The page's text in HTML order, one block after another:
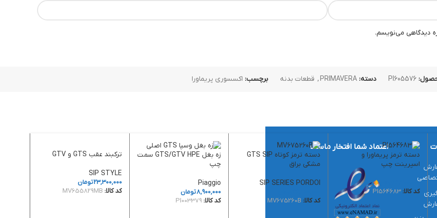
دیدگاهی می‌نویسم.
PI605576 دسته: PRIMAVERA
, قطعات بدنه برچسب: اکسسوری پریماورا
دسته ترمز پریماورا و
اسپرینت چپ
6,300,000
تومان
کد کالا:PI564683
دسته ترمز کوتاه GTS SIP
مشکی براق
SIP SERIES PORDOI
کد کالا: MV675260B
زه بغل GTS/GTV HPE سمت
چپ
Piaggio
8,900,000تومان
کد کالا: PI003379
ترکبند عقب GTS و GTV
SIP STYLE
23,300,000تومان
کد کالا: MV655829MB
اعتماد شما افتخار ماست